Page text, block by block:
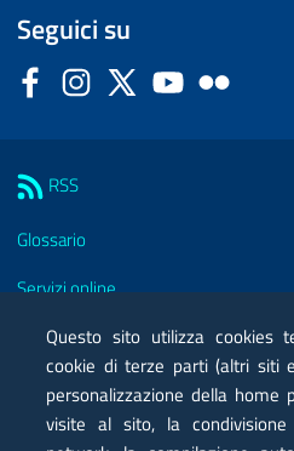
Seguici su
FacebookInstagram
Twitter YouTube
RSS
Glossario
Servizi online
Moduli
Posta elettronica certificata PEC
Privacy
Questo sito utilizza cookies
cookie di terze parti (altri siti
personalizzazione della home
visite al sito, la